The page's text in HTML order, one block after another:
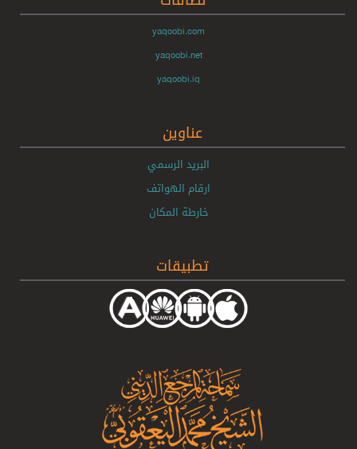
yaqoobi.com
yaqoobi.net
yaqoobi.iq
عناوين
البريد الرسمي
ارقام الهواتف
خارطة المكان
تطبيقات